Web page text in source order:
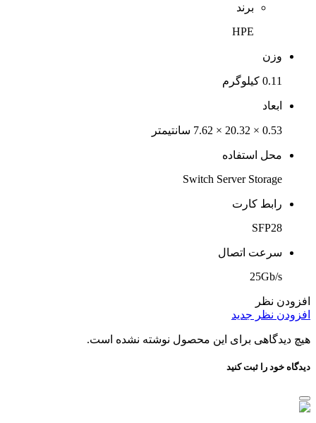
برند
HPE
وزن
0.11 کیلوگرم
ابعاد
0.53 × 20.32 × 7.62 سانتیمتر
محل استفاده
Switch Server Storage
رابط کارت
SFP28
سرعت اتصال
25Gb/s
افزودن نظر
افزودن نظر جدید
هیچ دیدگاهی برای این محصول نوشته نشده است.
دیدگاه خود را ثبت کنید